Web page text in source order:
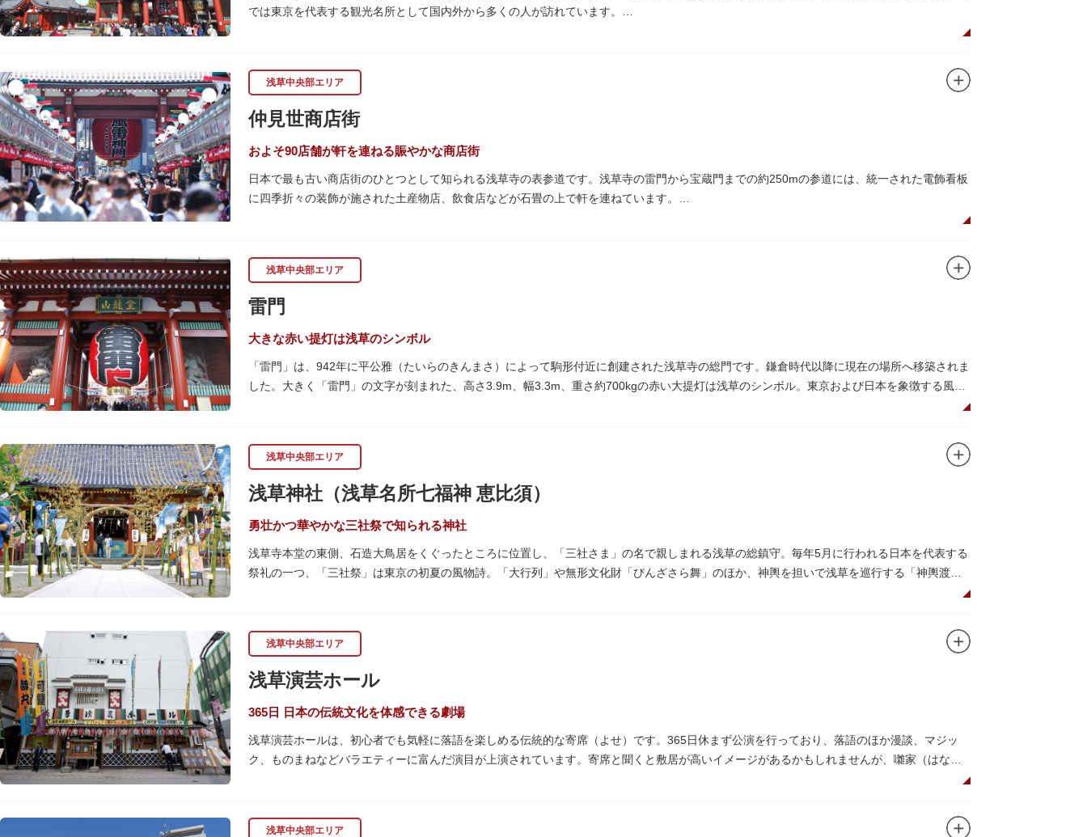
では東京を代表する観光名所として国内外から多くの人が訪れています。
ぶ山門「宝蔵門」が建ち、参拝客を堂々と迎えてくれます。本堂前には、邪気を払うご利益があるといわれる常香炉（じょうこうろ）が鎮
座。参拝前に煙を浴びて身を清めましょう。「観音堂」とも呼ばれる本堂にはご本尊の聖観世音菩薩が祀られており、毎日定時に法要が執り
行われています。
境内の歴史ある建造物も必見です。ひと際目立つ五重塔、国指定重要文化財の二天門、浅草名所七福神のひとつ・大黒天が祀られた影向堂
（ようごうどう）など、悠久の時に思いを馳せて見学をお楽しみください。
日没後はライトアップされ、朱塗りの建物がより一層鮮やかに浮かび上がります。昼間は約90店舗が軒を連ねる仲見世のお店も閉まり、シャ
ッターに描かれた「浅草絵巻」を楽しめるのも夜の醍醐味。撮影スポットやデートスポットにもおすすめです。昼間と比べて人が少なくゆっ
浅草中央部エリア
仲見世商店街
およそ90店舗が軒を連ねる賑やかな商店街
日本で最も古い商店街のひとつとして知られる浅草寺の表参道です。浅草寺の雷門から宝蔵門までの約250mの参道には、統一された電飾看板
に四季折々の装飾が施された土産物店、飲食店などが石畳の上で軒を連ねています。
り、焼き立て、作り立ての味を堪能できるのも魅力。下町っ子の威勢の良い売り声が飛び交うなか、お気に入りのお土産探しをお楽しみくだ
さい。
浅草中央部エリア
雷門
大きな赤い提灯は浅草のシンボル
「雷門」は、942年に平公雅（たいらのきんまさ）によって駒形付近に創建された浅草寺の総門です。鎌倉時代以降に現在の場所へ移築されま
した。大きく「雷門」の文字が刻まれた、高さ3.9m、幅3.3m、重さ約700kgの赤い大提灯は浅草のシンボル。東京および日本を象徴する風景
ろ。正式名称の「風雷神門」は、門の左右に立つ2体の彫像、風神像と雷神像に由来します。日没から23時頃までは雷門や浅草寺がライトアッ
プされ、昼間とは違った荘厳な雰囲気に包まれます。
何度も焼失と再建を繰り返し、現在の雷門は1960年に松下電器産業（現パナソニック）の松下幸之助氏の寄進により再建されたものです。
浅草中央部エリア
浅草神社（浅草名所七福神 恵比須）
勇壮かつ華やかな三社祭で知られる神社
浅草寺本堂の東側、石造大鳥居をくぐったところに位置し、「三社さま」の名で親しまれる浅草の総鎮守。毎年5月に行われる日本を代表する
祭礼の一つ、「三社祭」は東京の初夏の風物詩。「大行列」や無形文化財「びんざさら舞」のほか、神輿を担いで浅草を巡行する「神輿渡
や災厄から逃れ、福徳があると伝えられる行事です。
本殿には浅草寺のご本尊である聖観世音菩薩像を見つけた漁師の兄弟とともに、尊像として奉安した郷土の文化人、土師真中知（はじのなか
とも）の3人が祀られています。江戸時代に徳川家光が寄進した社殿は本殿・幣殿と拝殿の間が渡り廊下で繋がる建築様式。国の重要文化財に
指定されています。また、浅草名所七福神のひとつとしても知られ、恵比須像が祀られています。
浅草中央部エリア
浅草演芸ホール
365日 日本の伝統文化を体感できる劇場
浅草演芸ホールは、初心者でも気軽に落語を楽しめる伝統的な寄席（よせ）です。365日休まず公演を行っており、落語のほか漫談、マジッ
ク、ものまねなどバラエティーに富んだ演目が上演されています。寄席と聞くと敷居が高いイメージがあるかもしれませんが、囃家（はなし
お笑い芸人を輩出した笑いの殿堂で、昔ながらの下町文化を体感してみてください。
浅草中央部エリア